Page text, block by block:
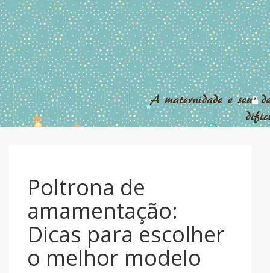
Poltrona de
amamentação:
Dicas para escolher
o melhor modelo